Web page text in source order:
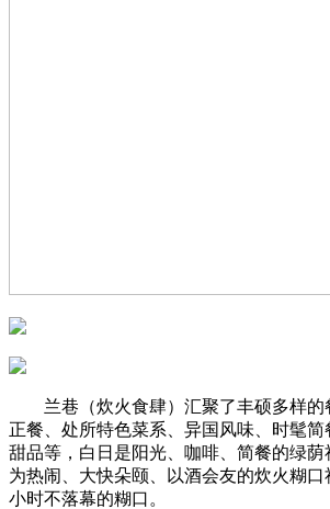
兰巷（炊火食肆）汇聚了丰硕多样的
正餐、处所特色菜系、异国风味、时髦
甜品等，白日是阳光、咖啡、简餐的绿
为热闹、大快朵颐、以酒会友的炊火糊口
小时不落幕的糊口。